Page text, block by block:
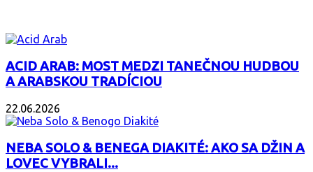
ACID ARAB: MOST MEDZI TANEČNOU HUDBOU
A ARABSKOU TRADÍCIOU
22.06.2026
NEBA SOLO & BENEGA DIAKITÉ: AKO SA DŽIN A
LOVEC VYBRALI...